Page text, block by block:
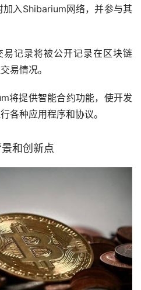
入Shibarium网络，并参与其
记录将被公开记录在区块链
易情况。
将提供智能合约功能，使开发
各种应用程序和协议。
和创新点